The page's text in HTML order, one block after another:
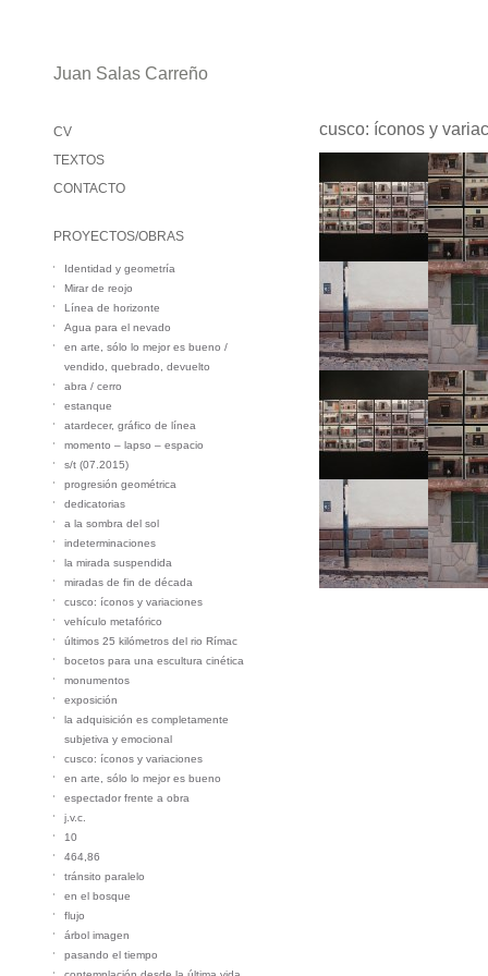
Juan Salas Carreño
CV
TEXTOS
CONTACTO
PROYECTOS/OBRAS
Identidad y geometría
Mirar de reojo
Línea de horizonte
Agua para el nevado
en arte, sólo lo mejor es bueno /
vendido, quebrado, devuelto
abra / cerro
estanque
atardecer, gráfico de línea
momento – lapso – espacio
s/t (07.2015)
progresión geométrica
dedicatorias
a la sombra del sol
indeterminaciones
la mirada suspendida
miradas de fin de década
cusco: íconos y variaciones
vehículo metafórico
últimos 25 kilómetros del rio Rímac
bocetos para una escultura cinética
monumentos
exposición
la adquisición es completamente
subjetiva y emocional
cusco: íconos y variaciones
en arte, sólo lo mejor es bueno
espectador frente a obra
j.v.c.
10
464,86
tránsito paralelo
en el bosque
flujo
árbol imagen
pasando el tiempo
cusco: íconos y